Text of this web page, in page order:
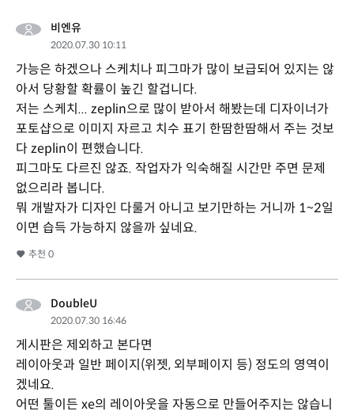
비엔유
2020.07.30 10:11
가능은 하겠으나 스케치나 피그마가 많이 보급되어 있지는 않
아서 당황할 확률이 높긴 할겁니다.
저는 스케치... zeplin으로 많이 받아서 해봤는데 디자이너가
포토샵으로 이미지 자르고 치수 표기 한땀한땀해서 주는 것보
다 zeplin이 편했습니다.
피그마도 다르진 않죠. 작업자가 익숙해질 시간만 주면 문제
없으리라 봅니다.
뭐 개발자가 디자인 다룰거 아니고 보기만하는 거니까 1~2일
이면 습득 가능하지 않을까 싶네요.
추천 0
DoubleU
2020.07.30 16:46
게시판은 제외하고 본다면
레이아웃과 일반 페이지(위젯, 외부페이지 등) 정도의 영역이
겠네요.
어떤 툴이든 xe의 레이아웃을 자동으로 만들어주지는 않습니